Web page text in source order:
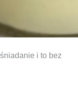
i to bez